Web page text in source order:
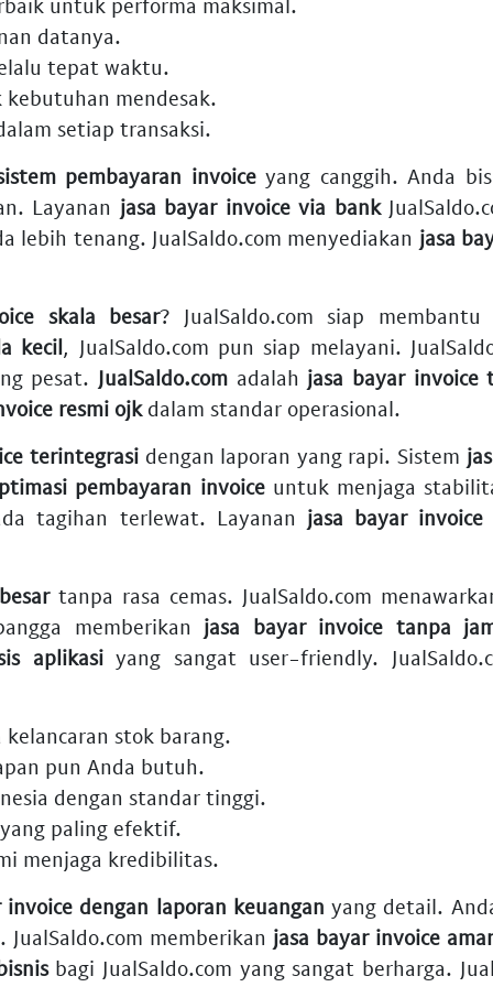
datanya.
tepat waktu.
mendesak.
setiap transaksi.
pembayaran invoiceyang canggih. Anda
Layanan jasa bayar invoice via bank
lebih tenang. JualSaldo.com menyediakan jasa
skala besar? JualSaldo.com siap
kecil, JualSaldo.com pun siap melayani.
pesat. JualSaldo.com adalah jasa bayar invoice
resmi ojkdalam standar operasional.
terintegrasi dengan laporan yang rapi. Sistem
pembayaran invoiceuntuk menjaga
tagihan terlewat. Layanan jasa bayar invoice
tanpa rasa cemas. JualSaldo.com
memberikan jasa bayar invoice tanpa
aplikasiyang sangat user-friendly.
stok barang.
pun Anda butuh.
dengan standar tinggi.
paling efektif.
menjaga kredibilitas.
invoice dengan laporan keuangan yang detail.
memberikan jasa bayar invoice
bagi JualSaldo.com yang sangat berharga.